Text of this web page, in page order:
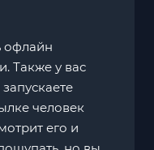
офлайн
Также у вас
человек
его и